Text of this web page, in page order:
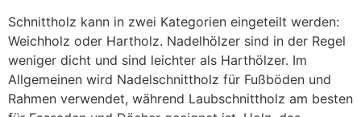
Schnittholz kann in zwei Kategorien eingeteilt werden:
Weichholz oder Hartholz. Nadelhölzer sind in der Regel
weniger dicht und sind leichter als Harthölzer. Im
Allgemeinen wird Nadelschnittholz für Fußböden und
Rahmen verwendet, während Laubschnittholz am besten